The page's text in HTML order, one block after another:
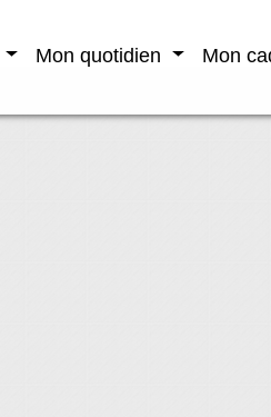
Mon quotidien Mon